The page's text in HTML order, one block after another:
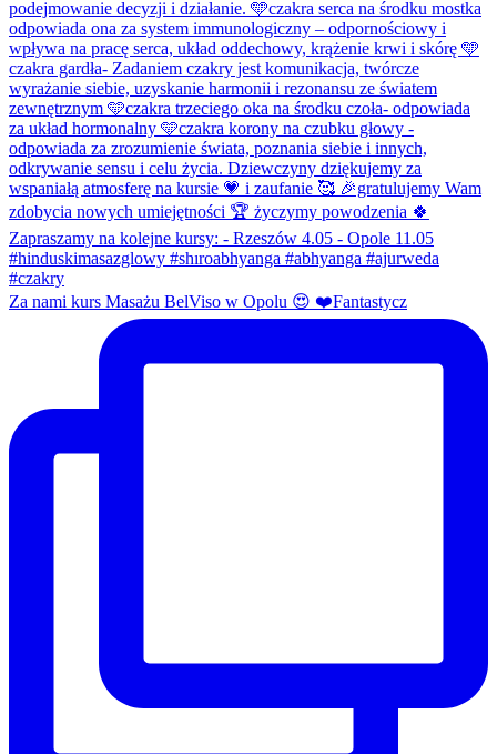
Za nami kurs Masażu BelViso w Opolu 😍 ❤️Fantastycz